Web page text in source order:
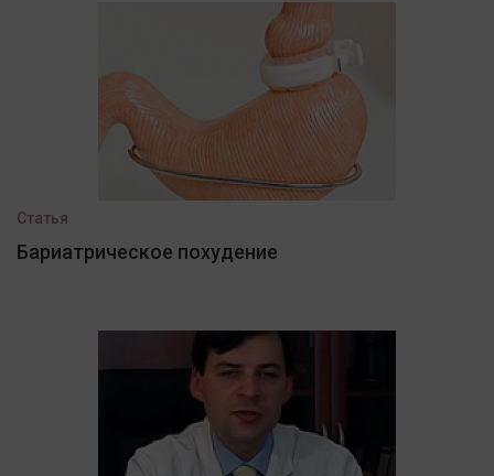
Статья
Бариатрическое похудение